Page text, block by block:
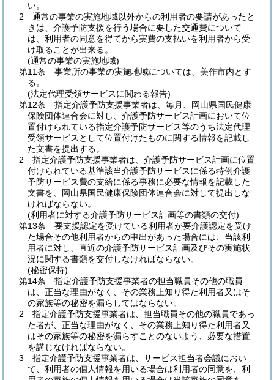
い。
2
通常の事業の実施地域以外からの利用者の要請があったと
きは、介護予防支援を行う場合に要した交通費について
は、利用者の同意を得てから実費の支払いを利用者から受
け取ることが出来る。
(通常の事業の実施地域)
第11条
事業所の事業の実施地域については、美作市内とす
る。
(法定代理受領サービスに関わる報告)
第12条
指定介護予防支援事業者は、毎月、岡山県国民健康
保険団体連合会に対し、介護予防サービス計画において位
置付けられている指定介護予防サービス等のうち法定代理
受領サービスとして位置付けたものに関する情報を記載し
た文書を提出する。
2
指定介護予防支援事業者は、介護予防サービス計画に位置
付けられている基準該当介護予防サービスに係る特例介護
予防サービス費の支給に係る事務に必要な情報を記載した
文書を、岡山県国民健康保険団体連合会に対して提出しな
ければならない。
(利用者に対する介護予防サービス計画等の書類の交付)
第13条
要支援認定を受けている利用者が要介護認定を受け
た場合その他利用者からの申出があった場合には、当該利
用者に対し、直近の介護予防サービス計画及びその実施状
況に関する書類を交付しなければならない。
(秘密保持)
第14条
指定介護予防支援事業者の担当職員その他の職員
は、正当な理由がなく、その業務上知り得た利用者又はそ
の家族等の秘密を漏らしてはならない。
2
指定介護予防支援事業者は、担当職員その他の職員であっ
た者が、正当な理由がなく、その業務上知り得た利用者又
はその家族等の秘密を漏らすことのないよう、必要な措置
を講じなければならない。
3
指定介護予防支援事業者は、サービス担当者会議におい
て、利用者の個人情報を用いる場合は利用者の同意を、利